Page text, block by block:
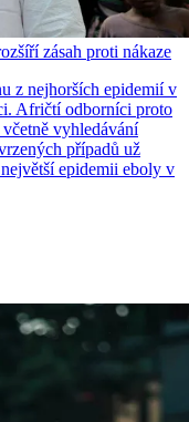
zásah proti nákaze
z nejhorších epidemií v
Afričtí odborníci proto
vyhledávání
případů už
epidemii eboly v